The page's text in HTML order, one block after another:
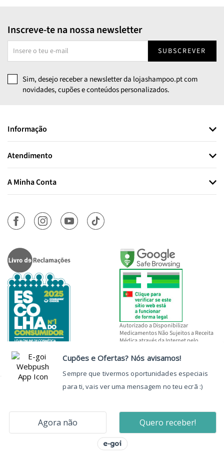
Inscreve-te na nossa newsletter
SUBSCREVER
Sim, desejo receber a newsletter da lojashampoo.pt com
novidades, cupões e conteúdos personalizados.
Informação
Atendimento
A Minha Conta
Autorizado a Disponibilizar
Medicamentos Não Sujeitos a Receita
Médica através da Internet pelo